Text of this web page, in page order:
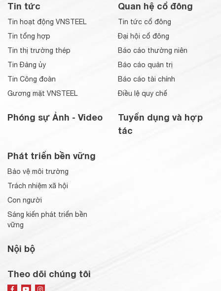
Tin tức
Tin hoạt động VNSTEEL
Tin tổng hợp
Tin thị trường thép
Tin Đảng ủy
Tin Công đoàn
Gương mặt VNSTEEL
Phóng sự Ảnh - Video
Quan hệ cổ đông
Tin tức cổ đông
Đại hội cổ đông
Báo cáo thường niên
Báo cáo quản trị
Báo cáo tài chính
Điều lệ quy chế
Tuyển dụng và hợp
tác
Phát triển bền vững
Bảo vệ môi trường
Trách nhiệm xã hội
Con người
Sáng kiến phát triển bền
vững
Nội bộ
Theo dõi chúng tôi